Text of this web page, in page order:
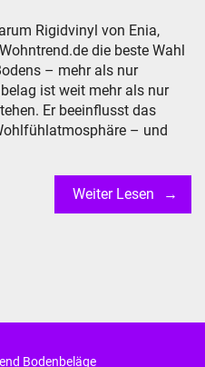
Rigidvinyl von Enia,
die beste Wahl
– mehr als nur
ist weit mehr als nur
Er beeinflusst das
– und
Weiter Lesen
Bodenbeläge